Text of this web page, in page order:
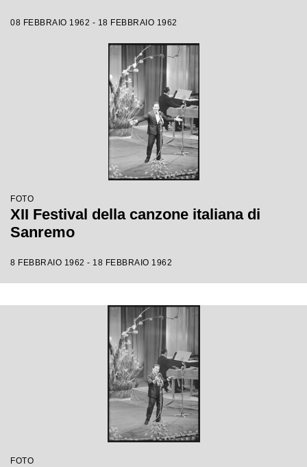
08 FEBBRAIO 1962 - 18 FEBBRAIO 1962
FOTO
XII Festival della canzone italiana di
Sanremo
8 FEBBRAIO 1962 - 18 FEBBRAIO 1962
FOTO